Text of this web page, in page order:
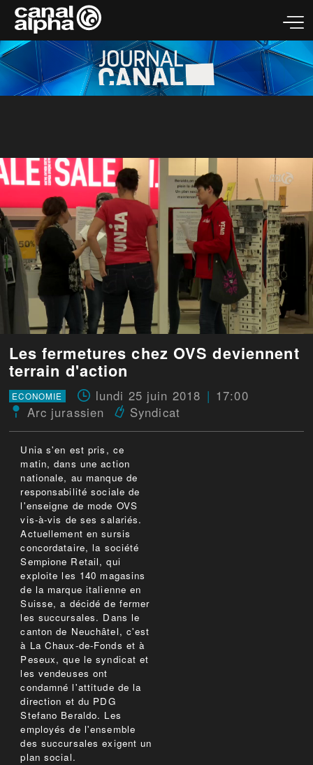
Les fermetures chez OVS deviennent
terrain d'action
ECONOMIE lundi 25 juin 2018
17:00
Arc jurassien
Syndicat
Unia s'en est pris, ce
matin, dans une action
nationale, au manque de
responsabilité sociale de
l'enseigne de mode OVS
vis-à-vis de ses salariés.
Actuellement en sursis
concordataire, la société
Sempione Retail, qui
exploite les 140 magasins
de la marque italienne en
Suisse, a décidé de fermer
les succursales. Dans le
canton de Neuchâtel, c'est
à La Chaux-de-Fonds et à
Peseux, que le syndicat et
les vendeuses ont
condamné l'attitude de la
direction et du PDG
Stefano Beraldo. Les
employés de l'ensemble
des succursales exigent un
plan social.